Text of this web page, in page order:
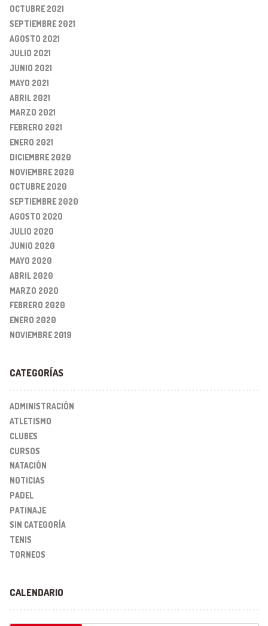
OCTUBRE 2021
SEPTIEMBRE 2021
AGOSTO 2021
JULIO 2021
JUNIO 2021
MAYO 2021
ABRIL 2021
MARZO 2021
FEBRERO 2021
ENERO 2021
DICIEMBRE 2020
NOVIEMBRE 2020
OCTUBRE 2020
SEPTIEMBRE 2020
AGOSTO 2020
JULIO 2020
JUNIO 2020
MAYO 2020
ABRIL 2020
MARZO 2020
FEBRERO 2020
ENERO 2020
NOVIEMBRE 2019
CATEGORÍAS
ADMINISTRACIÓN
ATLETISMO
CLUBES
CURSOS
NATACIÓN
NOTICIAS
PADEL
PATINAJE
SIN CATEGORÍA
TENIS
TORNEOS
CALENDARIO